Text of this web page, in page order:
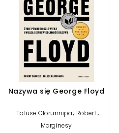
Nazywa się George Floyd
Toluse Olorunnipa, Robert
Samuels
Marginesy